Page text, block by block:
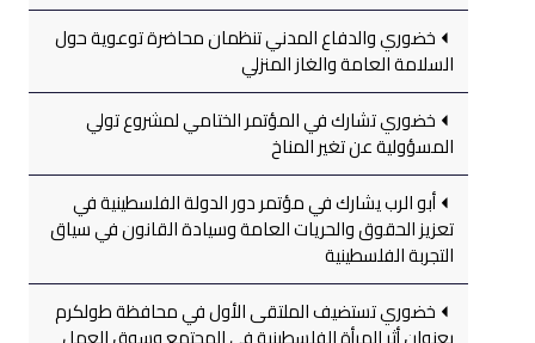
خضوري والدفاع المدني تنظمان محاضرة توعوية حول
السلامة العامة والغاز المنزلي
خضوري تشارك في المؤتمر الختامي لمشروع تولي
المسؤولية عن تغير المناخ
أبو الرب يشارك في مؤتمر دور الدولة الفلسطينية في
تعزيز الحقوق والحريات العامة وسيادة القانون في سياق
التجربة الفلسطينية
خضوري تستضيف الملتقى الأول في محافظة طولكرم